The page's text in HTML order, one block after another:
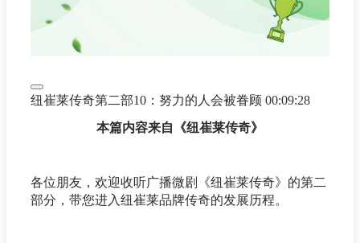
纽崔莱传奇第二部10：努力的人会被眷顾 00:09:28
本篇内容来自《纽崔莱传奇》
各位朋友，欢迎收听广播微剧《纽崔莱传奇》的第二
部分，带您进入纽崔莱品牌传奇的发展历程。